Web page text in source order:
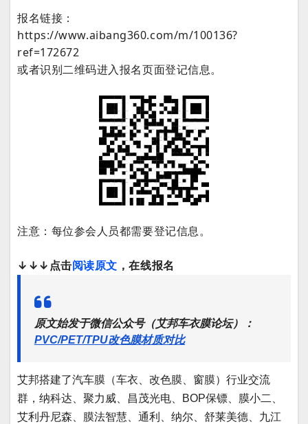
报名链接：
https://www.aibang360.com/m/100136?
ref=172672
或者识别二维码进入报名页面登记信息。
注意：每位参会人员都需要登记信息。
↓↓↓点击阅读原文 ，在线报名
原文始发于微信公众号（艾邦车衣膜论坛）：
PVC/PET/TPU改色膜材质对比
艾邦搭建了汽车膜（车衣、改色膜、窗膜）行业交流
群，纳科达、聚力威、昌茂光电、BOP保镖、膜小二、
艾利丹尼森、膜法智慧、通利、纳尔、舒莱美德、九江